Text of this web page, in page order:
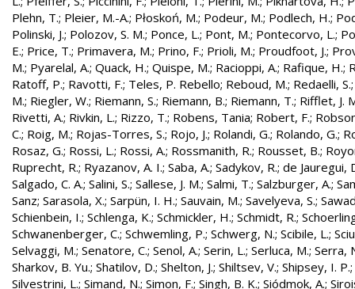
Plehn, T.; Pleier, M.-A.; Płoskoń, M.; Podeur, M.; Podlech, H.;
Polinski, J.; Polozov, S. M.; Ponce, L.; Pont, M.; Pontecorvo, L.;
E.; Price, T.; Primavera, M.; Prino, F.; Prioli, M.; Proudfoot, J.;
M.; Pyarelal, A.; Quack, H.; Quispe, M.; Racioppi, A.; Rafique, H.;
Ratoff, P.; Ravotti, F.; Teles, P. Rebello; Reboud, M.; Redaelli, S.
M.; Riegler, W.; Riemann, S.; Riemann, B.; Riemann, T.; Rifflet, J.
Rivetti, A.; Rivkin, L.; Rizzo, T.; Robens, Tania; Robert, F.;
C.; Roig, M.; Rojas-Torres, S.; Rojo, J.; Rolandi, G.; Rolando, G.;
Rosaz, G.; Rossi, L.; Rossi, A.; Rossmanith, R.; Rousset, B.;
Ruprecht, R.; Ryazanov, A. I.; Saba, A.; Sadykov, R.; de Jauregui,
Salgado, C. A.; Salini, S.; Sallese, J. M.; Salmi, T.; Salzburger, A.;
Sanz; Sarasola, X.; Sarpün, I. H.; Sauvain, M.; Savelyeva, S.;
Schienbein, I.; Schlenga, K.; Schmickler, H.; Schmidt, R.;
Schwanenberger, C.; Schwemling, P.; Schwerg, N.; Scibile, L.;
Selvaggi, M.; Senatore, C.; Senol, A.; Serin, L.; Serluca, M.; Serra,
Sharkov, B. Yu.; Shatilov, D.; Shelton, J.; Shiltsev, V.; Shipsey, I. P.;
Silvestrini, L.; Simand, N.; Simon, F.; Singh, B. K.; Siódmok, A.;